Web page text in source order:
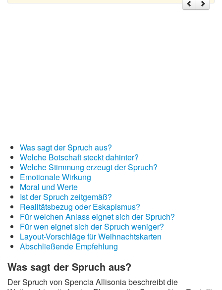
Was sagt der Spruch aus?
Welche Botschaft steckt dahinter?
Welche Stimmung erzeugt der Spruch?
Emotionale Wirkung
Moral und Werte
Ist der Spruch zeitgemäß?
Realitätsbezug oder Eskapismus?
Für welchen Anlass eignet sich der Spruch?
Für wen eignet sich der Spruch weniger?
Layout-Vorschläge für Weihnachtskarten
Abschließende Empfehlung
Was sagt der Spruch aus?
Der Spruch von Spencia Allisonia beschreibt die